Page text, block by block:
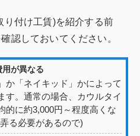
り付け工賃)を紹介する前
認しておいてください。
が異なる
か「ネイキッド」かによって
す。通常の場合、カウルタイ
的に約3,000円～程度高くな
る必要があるので)